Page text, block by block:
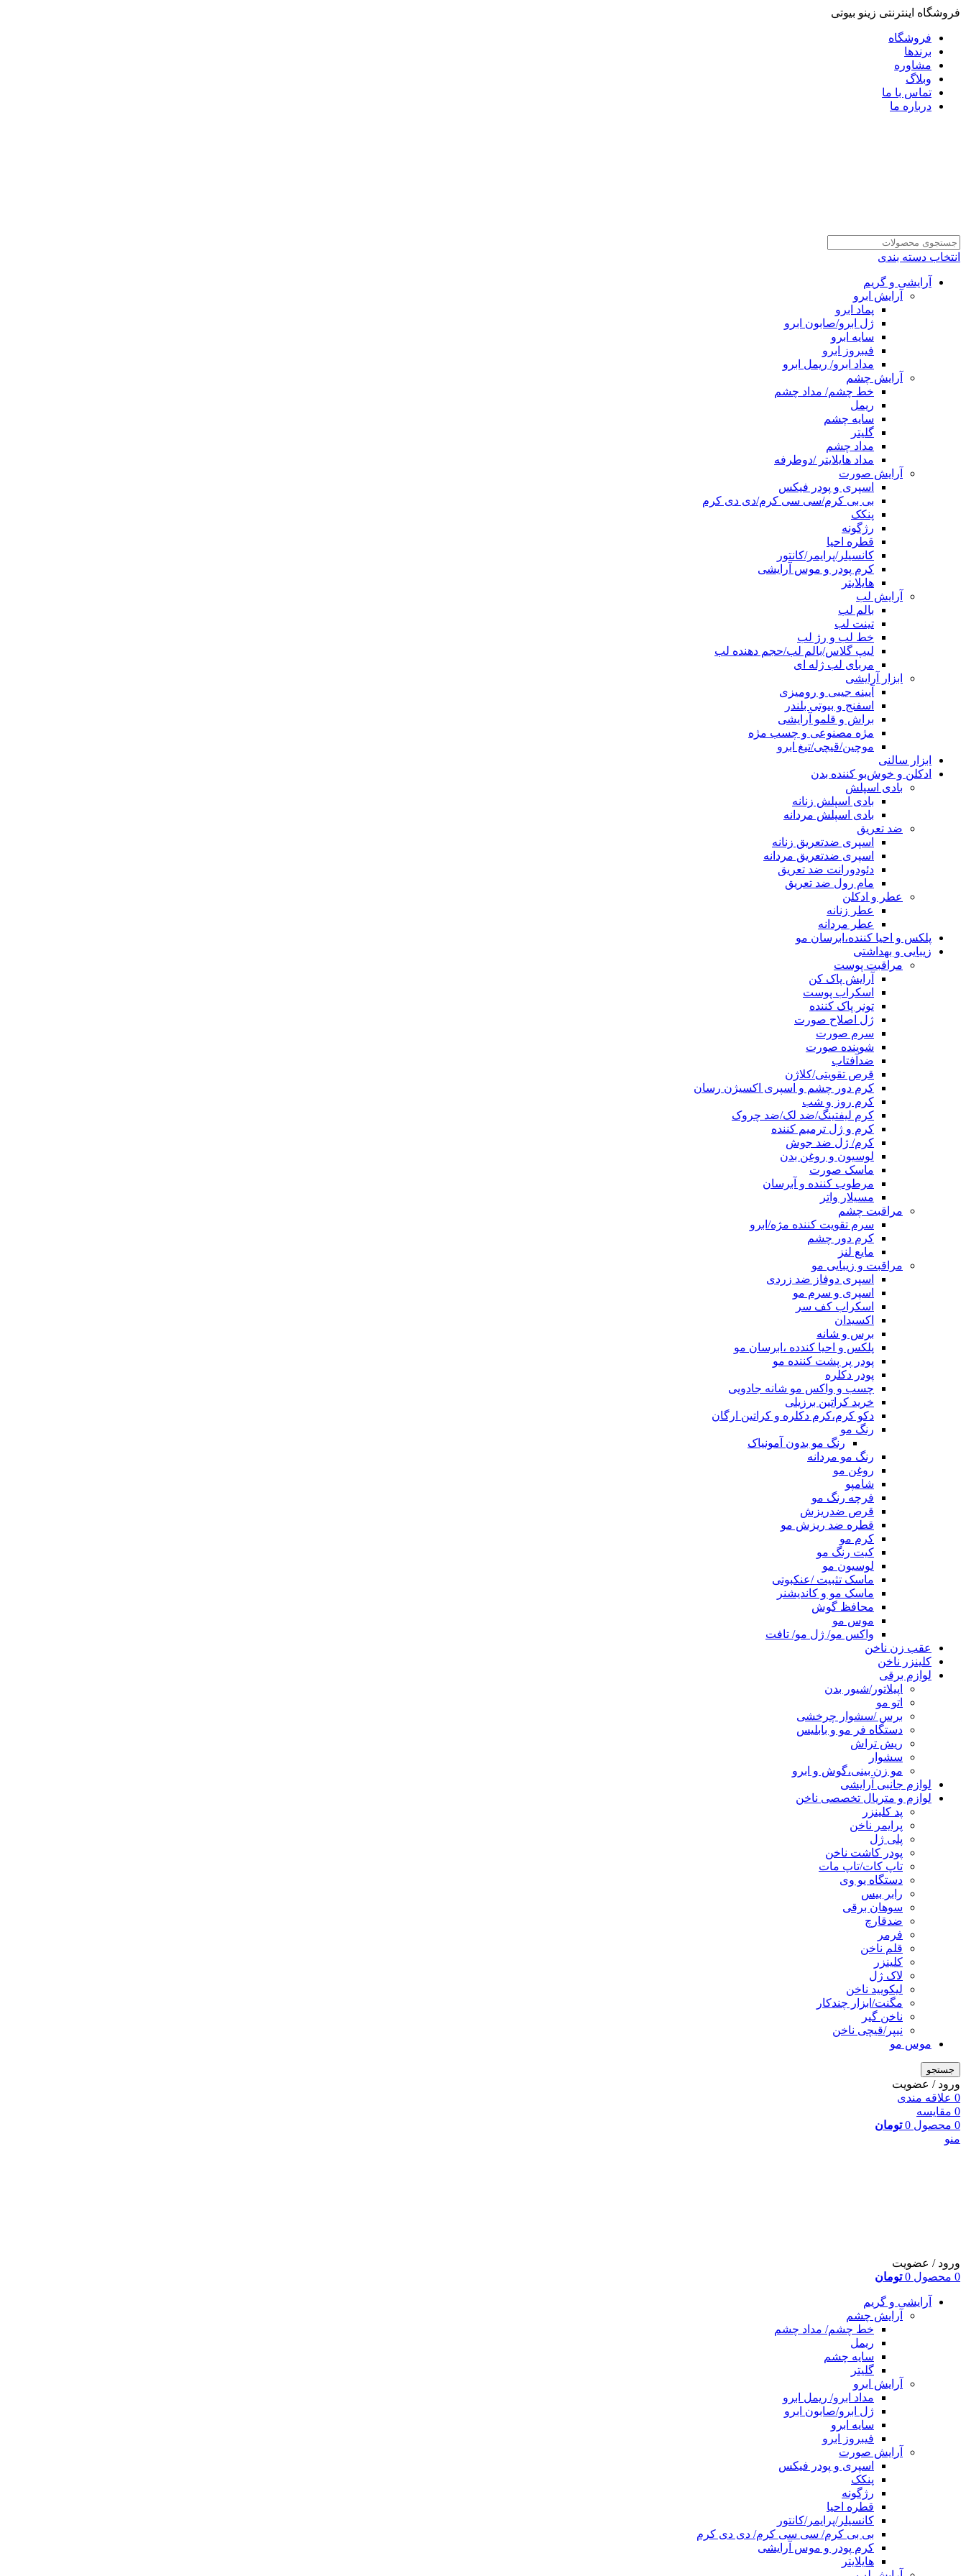
فروشگاه اینترنتی زینو بیوتی
فروشگاه
برندها
مشاوره
وبلاگ
تماس با ما
درباره ما
انتخاب دسته بندی
آرایشی و گریم
آرایش ابرو
پماد ابرو
ژل ابرو/صابون ابرو
سایه ابرو
فیبروز ابرو
مداد ابرو/ ریمل ابرو
آرایش چشم
خط چشم/ مداد چشم
ریمل
سایه چشم
گلیتر
مداد چشم
مداد هایلایتر /دوطرفه
آرایش صورت
اسپری و پودر فیکس
بی بی کرم/سی سی کرم/دی دی کرم
پنکک
رژگونه
قطره احیا
کانسیلر/پرایمر/کانتور
کرم پودر و موس آرایشی
هایلایتر
آرایش لب
بالم لب
تینت لب
خط لب و رژ لب
لیپ گلاس/بالم لب/حجم دهنده لب
مربای لب ژله ای
ابزار آرایشی
آیینه جیبی و رومیزی
اسفنج و بیوتی بلندر
براش و قلمو آرایشی
مژه مصنوعی و چسب مژه
موچین/قیچی/تیغ ابرو
ابزار سالنی
ادکلن و خوش‌بو کننده بدن
بادی اسپلش
بادی اسپلش زنانه
بادی اسپلش مردانه
ضد تعریق
اسپری ضدتعریق زنانه
اسپری ضدتعریق مردانه
دئودورانت ضد تعریق
مام رول ضد تعریق
عطر و ادکلن
عطر زنانه
عطر مردانه
پلکس و احیا کننده،ابرسان مو
زیبایی و بهداشتی
مراقبت پوست
آرایش پاک کن
اسکراب پوست
تونر پاک کننده
ژل اصلاح صورت
سرم صورت
شوینده صورت
ضدآفتاب
قرص تقویتی/کلاژن
کرم دور چشم و اسپری اکسیژن رسان
کرم روز و شب
کرم لیفتینگ/ضد لک/ضد چروک
کرم و ژل ترمیم کننده
کرم/ ژل ضد جوش
لوسیون و روغن بدن
ماسک صورت
مرطوب کننده و آبرسان
مسیلار واتر
مراقبت چشم
سرم تقویت کننده مژه/ابرو
کرم دور چشم
مایع لنز
مراقبت و زیبایی مو
اسپری دوفاز ضد زردی
اسپری و سرم مو
اسکراب کف سر
اکسیدان
برس و شانه
پلکس و احیا کندده ،ابرسان مو
پودر پر پشت کننده مو
پودر دکلره
چسب و واکس مو شانه جادویی
خرید کراتین برزیلی
دکو کرم،کرم دکلره و کراتین ارگان
رنگ مو
رنگ مو بدون آمونیاک
رنگ مو مردانه
روغن مو
شامپو
فرچه رنگ مو
قرص ضدریزش
قطره ضد ریزش مو
کرم مو
کیت رنگ مو
لوسیون مو
ماسک تثبیت /عنکبوتی
ماسک مو و کاندیشنر
محافظ گوش
موس مو
واکس مو/ ژل مو/ تافت
عقب زن ناخن
کلینزر ناخن
لوازم برقی
اپیلاتور/شیور بدن
اتو مو
برس /سشوار چرخشی
دستگاه فر مو و بابلیس
ریش تراش
سشوار
مو زن بینی،گوش و ابرو
لوازم جانبی آرایشی
لوازم و متریال تخصصی ناخن
پد کلینزر
پرایمر ناخن
پلی ژل
پودر کاشت ناخن
تاپ کات/تاپ مات
دستگاه یو وی
رابر بیس
سوهان برقی
ضدقارچ
فرمر
قلم ناخن
کلینزر
لاک ژل
لیکوييد ناخن
مگنت/ابزار چندکار
ناخن گیر
نیپر/قیچی ناخن
موس مو
جستجو
ورود / عضویت
0 علاقه مندی
0 مقایسه
0 محصول 0 تومان
منو
ورود / عضویت
0 محصول 0 تومان
آرایشی و گریم
آرایش چشم
خط چشم/ مداد چشم
ریمل
سایه چشم
گلیتر
آرایش ابرو
مداد ابرو/ ریمل ابرو
ژل ابرو/صابون ابرو
سایه ابرو
فیبروز ابرو
آرایش صورت
اسپری و پودر فیکس
پنکک
رژگونه
قطره احیا
کانسیلر/پرایمر/کانتور
بی بی کرم/ سی سی کرم/ دی دی کرم
کرم پودر و موس آرایشی
هایلایتر